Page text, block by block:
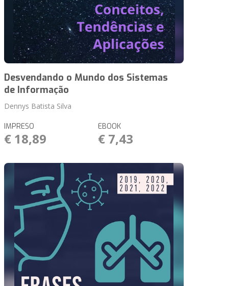
Desvendando o Mundo dos Sistemas
de Informação
Dennys Batista Silva
IMPRESO
€ 18,89
EBOOK
€ 7,43